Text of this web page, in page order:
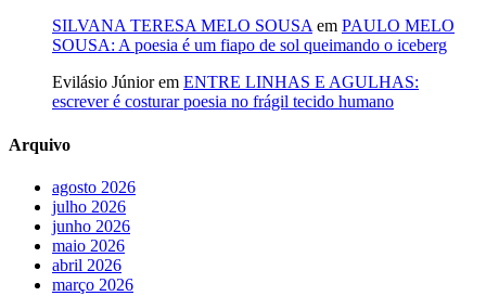
SILVANA TERESA MELO SOUSA em PAULO MELO
SOUSA: A poesia é um fiapo de sol queimando o iceberg
Evilásio Júniorem ENTRE LINHAS E AGULHAS:
escrever é costurar poesia no frágil tecido humano
Arquivo
agosto 2026
julho 2026
junho 2026
maio 2026
abril 2026
março 2026